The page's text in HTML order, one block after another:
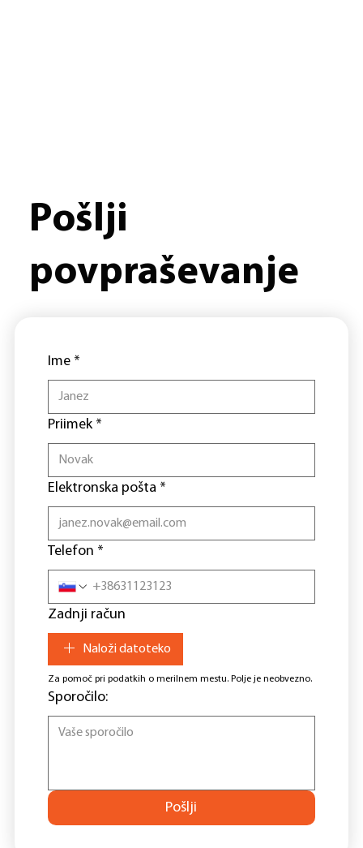
Pošlji
povpraševanje
Ime *
Priimek *
Elektronska pošta *
Telefon *
Zadnji račun
Naloži datoteko
Za pomoč pri podatkih o merilnem mestu. Polje je neobvezno.
Sporočilo:
Pošlji